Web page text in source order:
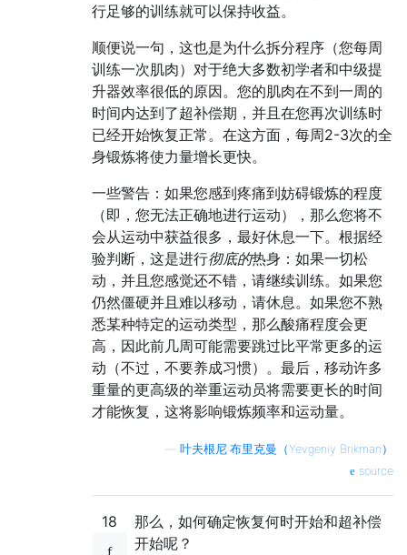
行足够的训练就可以保持收益。
顺便说一句，这也是为什么拆分程序（您每周
训练一次肌肉）对于绝大多数初学者和中级提
升器效率很低的原因。您的肌肉在不到一周的
时间内达到了超补偿期，并且在您再次训练时
已经开始恢复正常。在这方面，每周2-3次的全
身锻炼将使力量增长更快。
一些警告：如果您感到疼痛到妨碍锻炼的程度
（即，您无法正确地进行运动），那么您将不
会从运动中获益很多，最好休息一下。根据经
验判断，这是进行彻底的热身：如果一切松
动，并且您感觉还不错，请继续训练。如果您
仍然僵硬并且难以移动，请休息。如果您不熟
悉某种特定的运动类型，那么酸痛程度会更
高，因此前几周可能需要跳过比平常更多的运
动（不过，不要养成习惯）。最后，移动许多
重量的更高级的举重运动员将需要更长的时间
才能恢复，这将影响锻炼频率和运动量。
叶夫根尼·布里克曼（Yevgeniy Brikman）
source
18
那么，如何确定恢复何时开始和超补偿
开始呢？